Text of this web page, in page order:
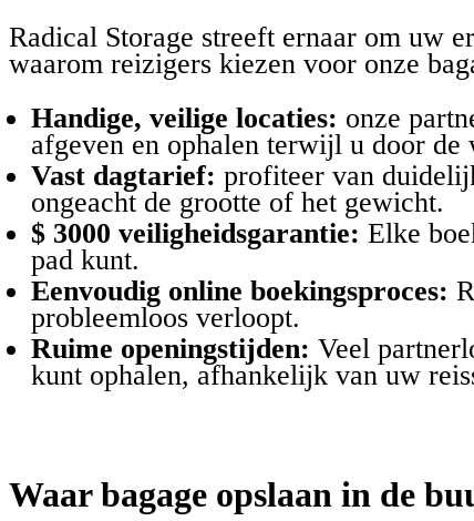
Radical Storage streeft ernaar om uw
waarom reizigers kiezen voor onze
Handige, veilige locaties: onze
afgeven en ophalen terwijl u door de
Vast dagtarief: profiteer van
ongeacht de grootte of het gewicht.
$ 3000 veiligheidsgarantie: Elke
pad kunt.
Eenvoudig online boekingsproces:
probleemloos verloopt.
Ruime openingstijden: Veel
kunt ophalen, afhankelijk van uw
Waar bagage opslaan in de